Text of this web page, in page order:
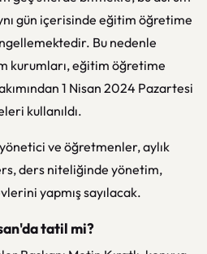
gün içerisinde eğitim öğretime
Bu nedenle
kurumları, eğitim öğretime
1 Nisan 2024 Pazartesi
kullanıldı.
ve öğretmenler, aylık
ders niteliğinde yönetim,
yapmış sayılacak.
tatil mi?